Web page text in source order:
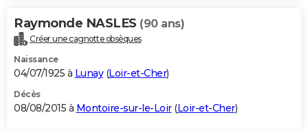
Raymonde NASLES (90 ans)
Créer une cagnotte obsèques
Naissance
04/07/1925 à Lunay(Loir-et-Cher)
Décès
08/08/2015 à Montoire-sur-le-Loir(Loir-et-Cher)